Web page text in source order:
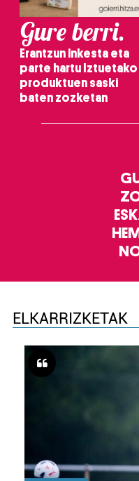
Gure berri.
Erantzun inkesta eta
parte hartu Iztuetako
produktuen saski
baten zozketan
ELKARRIZKETAK